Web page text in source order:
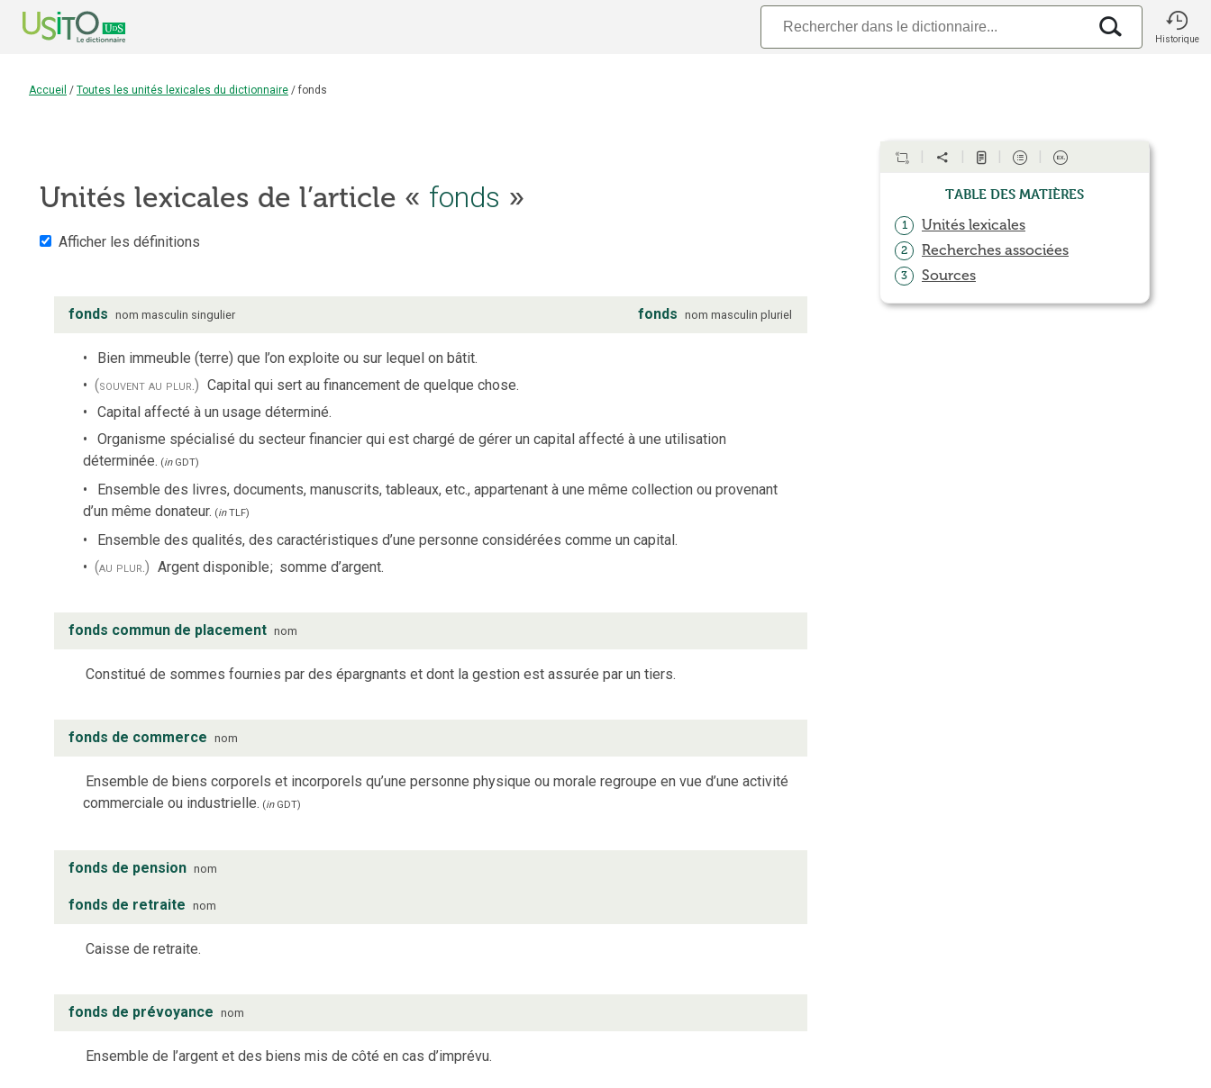
Historique
Accueil / Toutes les unités lexicales du dictionnaire / fonds
Unités lexicales de l’article « fonds »
Afficher les définitions
fonds nom masculin singulier fonds nom masculin pluriel
Bien immeuble (terre) que l’on exploite ou sur lequel on bâtit.
(souvent au plur.) Capital qui sert au financement de quelque chose.
Capital affecté à un usage déterminé.
Organisme spécialisé du secteur financier qui est chargé de gérer un capital affecté à une utilisation
déterminée. (inGDT)
Ensemble des livres, documents, manuscrits, tableaux, etc., appartenant à une même collection ou provenant
d’un même donateur. (inTLF)
Ensemble des qualités, des caractéristiques d’une personne considérées comme un capital.
(au plur.) Argent disponible; somme d’argent.
fonds commun de placement nom
Constitué de sommes fournies par des épargnants et dont la gestion est assurée par un tiers.
fonds de commerce nom
Ensemble de biens corporels et incorporels qu’une personne physique ou morale regroupe en vue d’une activité
commerciale ou industrielle. (inGDT)
fonds de pension nom
fonds de retraite nom
Caisse de retraite.
fonds de prévoyance nom
Ensemble de l’argent et des biens mis de côté en cas d’imprévu.
Table des matières
1 Unités lexicales
2 Recherches associées
3 Sources